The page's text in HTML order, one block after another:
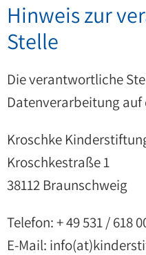
Hinweis zur
Stelle
Die verantwortliche
Datenverarbeitung auf
Kroschke
Kroschkestraße 1
38112 Braunschweig
Telefon: + 49 531 / 618
E-Mail: